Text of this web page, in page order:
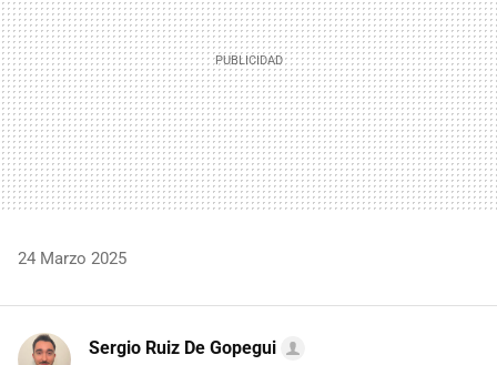
24 Marzo 2025
Sergio Ruiz De Gopegui